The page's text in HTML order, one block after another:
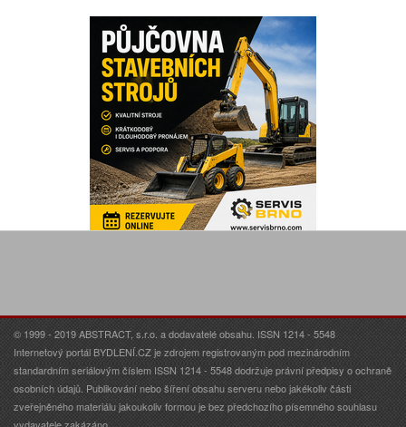
© 1999 - 2019 ABSTRACT, s.r.o. a dodavatelé obsahu. ISSN 1214 - 5548
Internetový portál BYDLENÍ.CZ je zdrojem registrovaným pod mezinárodním
standardním seriálovým číslem ISSN 1214 - 5548 dodržuje právní předpisy o ochraně
osobních údajů. Publikování nebo šíření obsahu serveru nebo jakékoliv části
zveřejněného materiálu jakoukoliv formou je bez předchozího písemného souhlasu